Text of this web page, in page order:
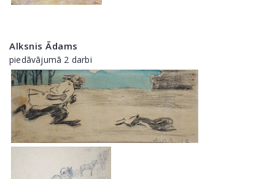
Alksnis Ādams
piedāvājumā 2 darbi